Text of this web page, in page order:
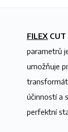
FILEX
parametrů
umožňuje
účinností a
perfektní